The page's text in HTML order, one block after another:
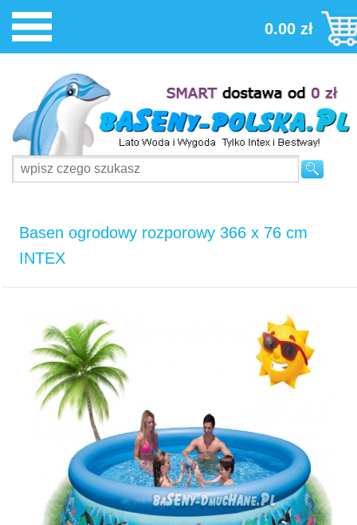
0.00 zł
Basen ogrodowy rozporowy 366 x 76 cm
INTEX